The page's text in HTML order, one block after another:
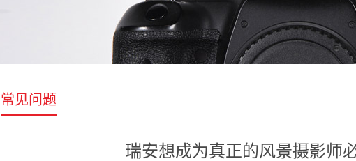
常见问题
瑞安想成为真正的风景摄影师